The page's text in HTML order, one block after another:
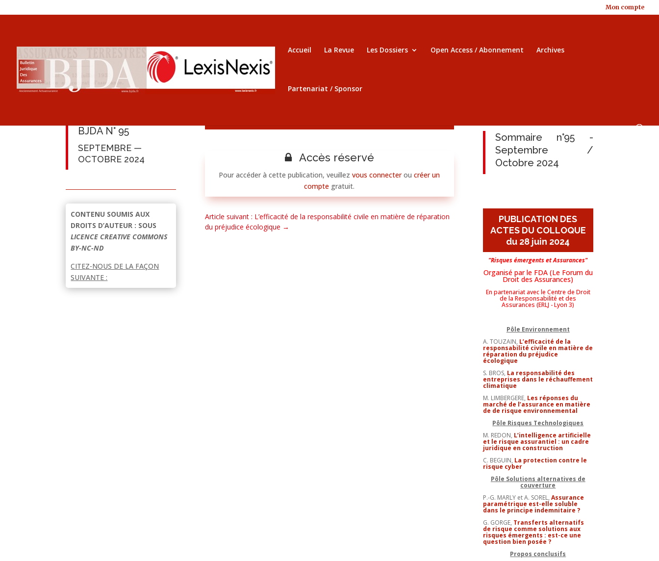
Mon compte
Accueil La Revue Les Dossiers Open Access / Abonnement Archives
Partenariat / Sponsor
BJDA N° 95
SEPTEMBRE —
OCTOBRE 2024
CONTENU SOUMIS AUX
DROITS D’AUTEUR : SOUS
LICENCE CREATIVE COMMONS
BY-NC-ND
CITEZ-NOUS DE LA FAÇON
SUIVANTE :
Accès réservé
Pour accéder à cette publication, veuillezvous connecteroucréer un
compte gratuit.
Article suivant : L’efficacité de la responsabilité civile en matière de réparation
du préjudice écologique →
Sommaire n°95 -
Septembre /
Octobre 2024
PUBLICATION DES
ACTES DU COLLOQUE
du 28 juin 2024
"Risquesémergentset Assurances"
Organisé par le FDA (Le Forum du
Droit des Assurances)
En partenariat avec le Centre de Droit
de la Responsabilité et des
Assurances (ERLJ - Lyon 3)
Pôle Environnement
A. TOUZAIN, L’efficacité de la
responsabilité civile en matière de
réparation du préjudice
écologique
S. BROS, La responsabilité des
entreprises dans le réchauffement
climatique
M. LIMBERGERE, Les réponses du
marché de l’assurance en matière
de de risque environnemental
Pôle Risques Technologiques
M. REDON, L’intelligence artificielle
et le risque assurantiel : un cadre
juridique en construction
C. BEGUIN, La protection contre le
risque cyber
Pôle Solutions alternatives de
couverture
P.-G. MARLY et A. SOREL,Assurance
paramétrique est-elle soluble
dans le principe indemnitaire ?
G. GORGE, Transferts alternatifs
de risque comme solutions aux
risques émergents : est-ce une
question bien posée ?
Propos conclusifs